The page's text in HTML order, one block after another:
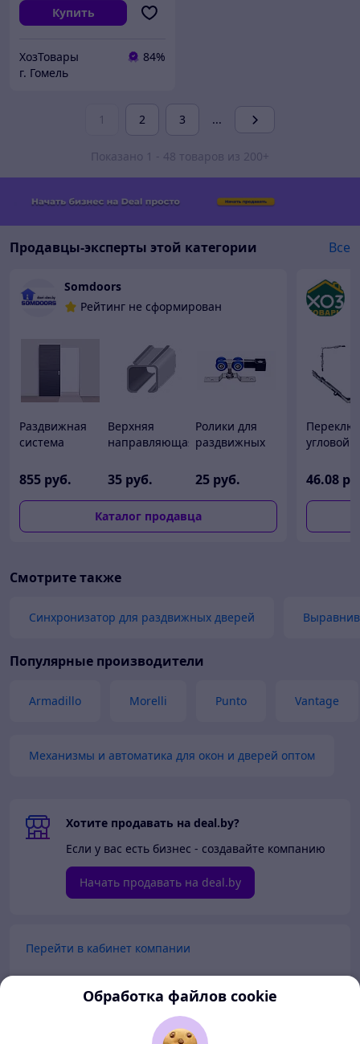
Купить
ХозТовары
84%
г. Гомель
1 2 3 ...
Показано 1 - 48 товаров из 200+
Продавцы-эксперты этой категории Все
Somdoors
Рейтинг не сформирован
Раздвижная
система
профилем
855 руб.
Верхняя
направляющая
раздвижных
дверей L 3
35 руб.
Ролики для
раздвижных
M3015
25 руб.
Каталог продавца
угловой
46.08
Смотрите также
Синхронизатор для раздвижных дверей
Популярные производители
Armadillo Morelli Punto Vantage
Механизмы и автоматика для окон и дверей оптом
Хотите продавать на deal.by?
Если у вас есть бизнес - создавайте компанию
Начать продавать на deal.by
Перейти в кабинет компании
Перейти в личный кабинет
Обработка файлов cookie